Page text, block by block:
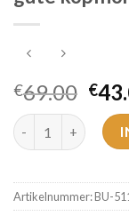
€69.00 €
gute kopfhörer
Artikelnummer:BU-